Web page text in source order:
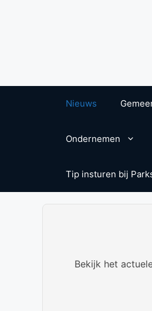
Nieuws
Ondernemen
Tip insturen bij
Bekijk het